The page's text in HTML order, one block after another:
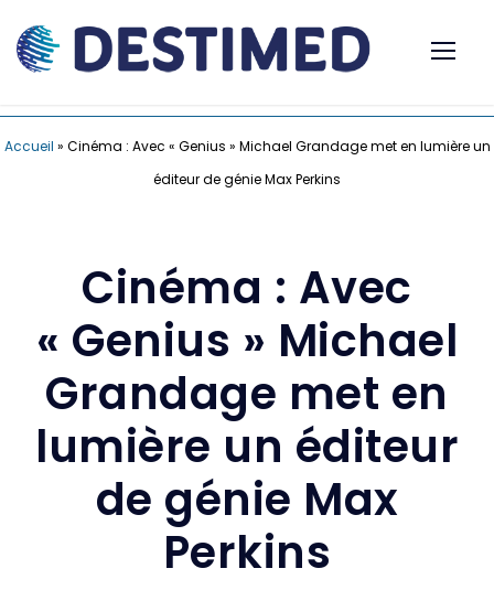
Accueil » Cinéma : Avec « Genius » Michael Grandage met en lumière un
éditeur de génie Max Perkins
Cinéma : Avec
« Genius » Michael
Grandage met en
lumière un éditeur
de génie Max
Perkins